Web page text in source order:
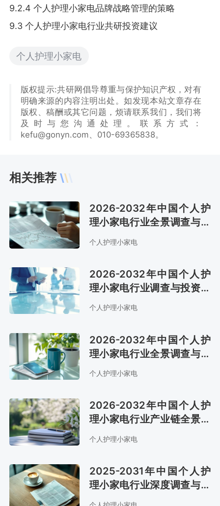
9.2.4 个人护理小家电品牌战略管理的策略
9.3 个人护理小家电行业共研投资建议
个人护理小家电
版权提示:共研网倡导尊重与保护知识产权，对有
明确来源的内容注明出处。如发现本站文章存在
版权、稿酬或其它问题，烦请联系我们，我们将
及时与您沟通处理。联系方式：
kefu@gonyn.com、010-69365838。
相关推荐
2026-2032年中国个人护
理小家电行业全景调查与市
场全景评估报告
个人护理小家电
2026-2032年中国个人护
理小家电行业调查与投资策
略报告
个人护理小家电
2026-2032年中国个人护
理小家电行业全景调查与市
场需求预测报告
个人护理小家电
2026-2032年中国个人护
理小家电行业产业链全景研
究及发展战略咨询报告
个人护理小家电
2025-2031年中国个人护
理小家电行业深度调查与前
景趋势报告